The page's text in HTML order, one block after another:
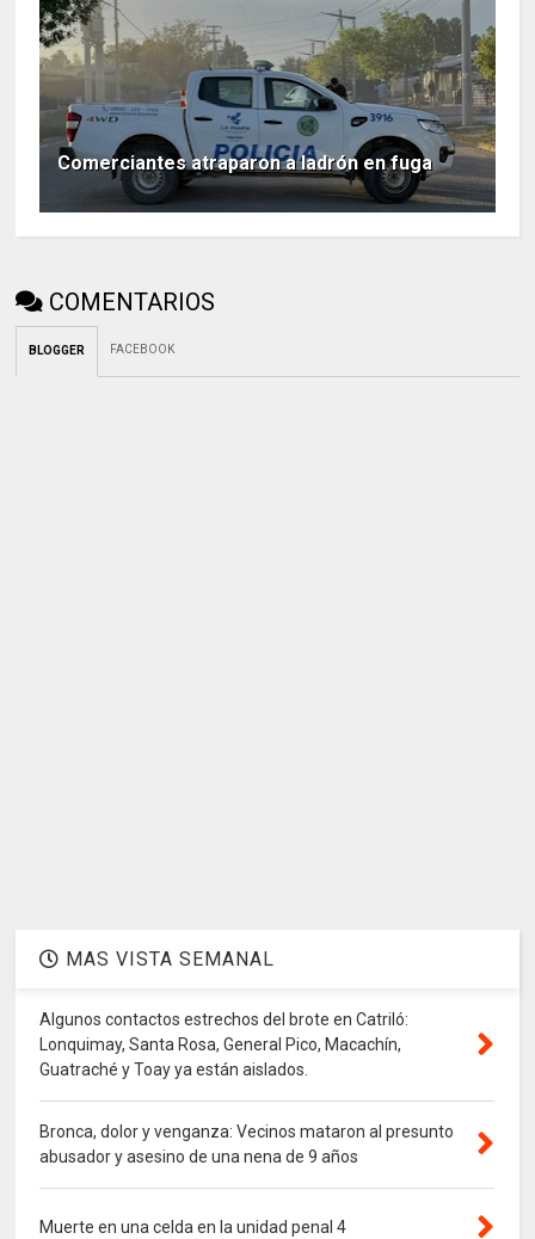
Comerciantes atraparon a ladrón en fuga
COMENTARIOS
BLOGGER FACEBOOK
MAS VISTA SEMANAL
Algunos contactos estrechos del brote en Catriló:
Lonquimay, Santa Rosa, General Pico, Macachín,
Guatraché y Toay ya están aislados.
Bronca, dolor y venganza: Vecinos mataron al presunto
abusador y asesino de una nena de 9 años
Muerte en una celda en la unidad penal 4